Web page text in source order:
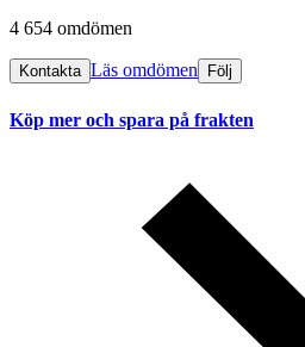
4 654 omdömen
Kontakta Läs omdömen Följ
Köp mer och spara på frakten